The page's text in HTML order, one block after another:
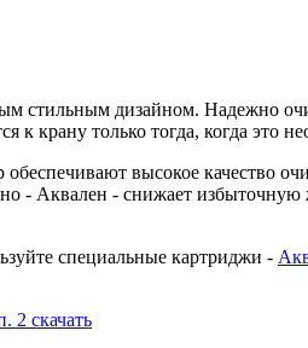
стильным дизайном. Надежно
к крану только тогда, когда это
высокое качество
- Аквален - снижает избыточную
специальные картриджи -
2 скачать